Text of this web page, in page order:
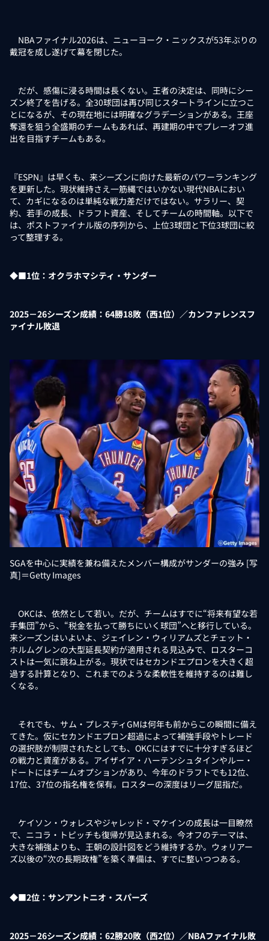
NBAファイナル2026は、ニューヨーク・ニックスが53年ぶりの
戴冠を成し遂げて幕を閉じた。
だが、感傷に浸る時間は長くない。王者の決定は、同時にシー
ズン終了を告げる。全30球団は再び同じスタートラインに立つこ
とになるが、その現在地には明確なグラデーションがある。王座
奪還を狙う全盛期のチームもあれば、再建期の中でプレーオフ進
出を目指すチームもある。
『ESPN』は早くも、来シーズンに向けた最新のパワーランキング
を更新した。現状維持さえ一筋縄ではいかない現代NBAにおい
て、カギになるのは単純な戦力差だけではない。サラリー、契
約、若手の成長、ドラフト資産、そしてチームの時間軸。以下で
は、ポストファイナル版の序列から、上位3球団と下位3球団に絞
って整理する。
◆■1位：オクラホマシティ・サンダー
2025－26シーズン成績：64勝18敗（西1位）／カンファレンスフ
ァイナル敗退
SGAを中心に実績を兼ね備えたメンバー構成がサンダーの強み [写
真]＝Getty Images
OKCは、依然として若い。だが、チームはすでに“将来有望な若
手集団”から、“税金を払って勝ちにいく球団”へと移行している。
来シーズンはいよいよ、ジェイレン・ウィリアムズとチェット・
ホルムグレンの大型延長契約が適用される見込みで、ロスターコ
ストは一気に跳ね上がる。現状ではセカンドエプロンを大きく超
過する計算となり、これまでのような柔軟性を維持するのは難し
くなる。
それでも、サム・プレスティGMは何年も前からこの瞬間に備え
てきた。仮にセカンドエプロン超過によって補強手段やトレード
の選択肢が制限されたとしても、OKCにはすでに十分すぎるほど
の戦力と資産がある。アイザイア・ハーテンシュタインやルー・
ドートにはチームオプションがあり、今年のドラフトでも12位、
17位、37位の指名権を保有。ロスターの深度はリーグ屈指だ。
ケイソン・ウォレスやジャレッド・マケインの成長は一目瞭然
で、ニコラ・トピッチも復帰が見込まれる。今オフのテーマは、
大きな補強よりも、王朝の設計図をどう維持するか。ウォリアー
ズ以後の“次の長期政権”を築く準備は、すでに整いつつある。
◆■2位：サンアントニオ・スパーズ
2025－26シーズン成績：62勝20敗（西2位）／NBAファイナル敗